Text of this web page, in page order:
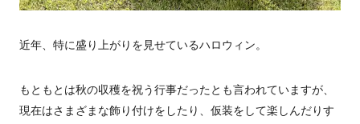
近年、特に盛り上がりを見せているハロウィン。
もともとは秋の収穫を祝う行事だったとも言われていますが、
現在はさまざまな飾り付けをしたり、仮装をして楽しんだりす